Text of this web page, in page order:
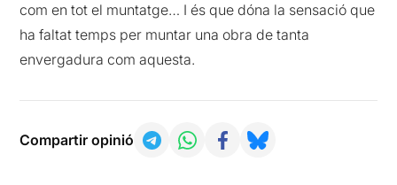
com en tot el muntatge… I és que dóna la sensació que
ha faltat temps per muntar una obra de tanta
envergadura com aquesta.
Compartir opinió